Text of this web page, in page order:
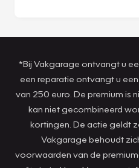
*Bij Vakgarage ontvangt u
een reparatie ontvangt u
van 250 euro. De premium is
kan niet gecombineerd
kortingen. De actie geldt
Vakgarage behoudt
voorwaarden van de